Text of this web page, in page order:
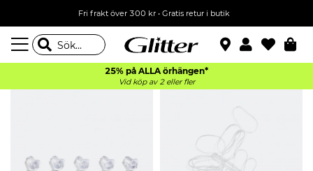
Fri frakt över 300 kr• Gratis retur i butik
25% på ALLA örhängen*
Vid köp av 2 eller fler